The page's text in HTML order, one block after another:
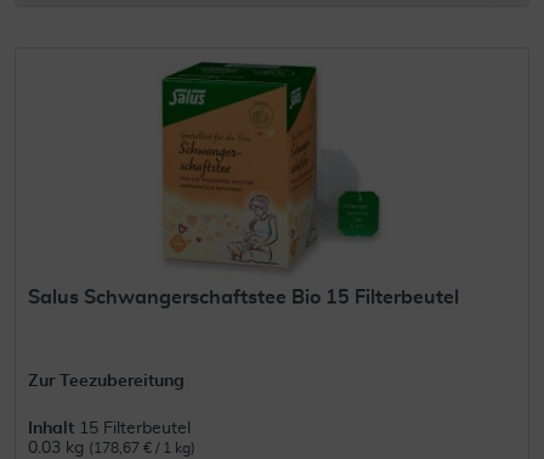
Salus Schwangerschaftstee Bio 15 Filterbeutel
Zur Teezubereitung
Inhalt 15 Filterbeutel
0.03 kg (178,67 € / 1 kg)